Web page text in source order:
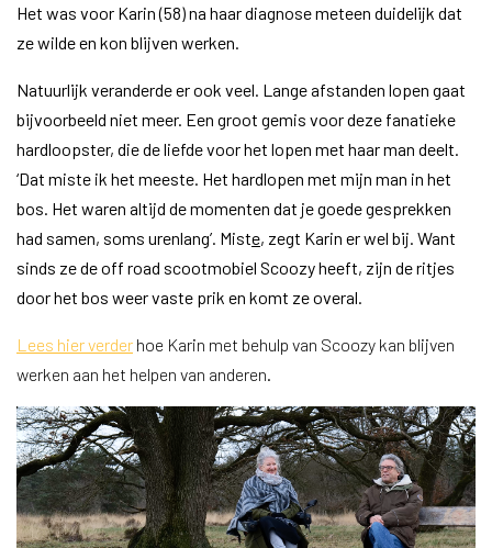
Het was voor Karin (58) na haar diagnose meteen duidelijk dat
ze wilde en kon blijven werken.
Natuurlijk veranderde er ook veel. Lange afstanden lopen gaat
bijvoorbeeld niet meer. Een groot gemis voor deze fanatieke
hardloopster, die de liefde voor het lopen met haar man deelt.
‘Dat miste ik het meeste. Het hardlopen met mijn man in het
bos. Het waren altijd de momenten dat je goede gesprekken
had samen, soms urenlang’. Miste, zegt Karin er wel bij. Want
sinds ze de off road scootmobiel Scoozy heeft, zijn de ritjes
door het bos weer vaste prik en komt ze overal.
Lees hier verder hoe Karin met behulp van Scoozy kan blijven
werken aan het helpen van anderen.